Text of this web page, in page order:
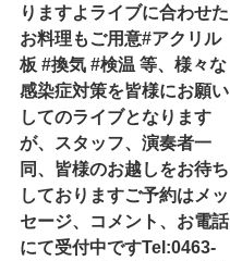
りますよライブに合わせた
お料理もご用意#アクリル
板 #換気 #検温 等、様々な
感染症対策を皆様にお願い
してのライブとなります
が、スタッフ、演奏者一
同、皆様のお越しをお待ち
しておりますご予約はメッ
セージ、コメント、お電話
にて受付中ですTel:0463-